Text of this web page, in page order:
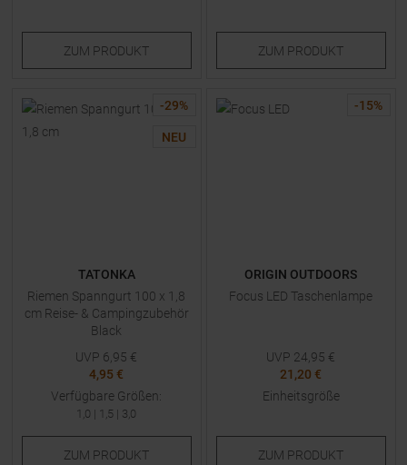
ZUM PRODUKT ZUM PRODUKT
-29%
NEU
TATONKA
Riemen Spanngurt 100 x 1,8
cm Reise- & Campingzubehör
Black
UVP 6,95 €
4,95 €
Verfügbare Größen:
1,0 | 1,5 | 3,0
ZUM PRODUKT
-15%
ORIGIN OUTDOORS
Focus LED Taschenlampe
UVP 24,95 €
21,20 €
Einheitsgröße
ZUM PRODUKT